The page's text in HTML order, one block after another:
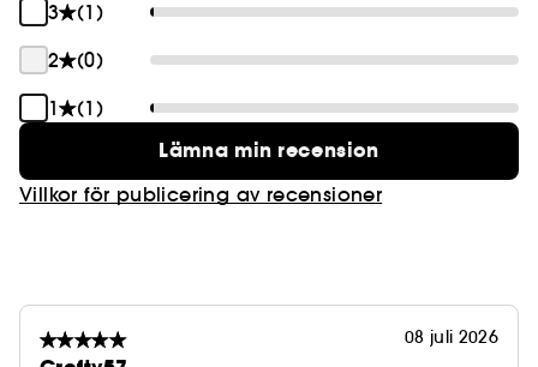
Skapa mängder av ögonmakeuplooker, allt från
nude till mer djärva looks, och stick ut från
utvecklad för att skapa mångsidiga looker i
matta, skimrande och satinglänsande finishes.
Mixa och matcha för obegränsade
makeupmöjligheter.
3
(1)
2
(0)
1
(1)
Lämna min recension
Villkor för publicering av recensioner
08 juli 2026